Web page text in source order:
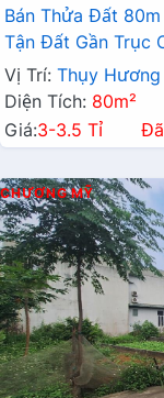
Bán Thửa Đất
Tận Đất Gần Trục
Vị Trí: Thụy Hương
Diện Tích: 80m²
Giá:3-3.5 Tỉ
CHƯƠNG MỸ